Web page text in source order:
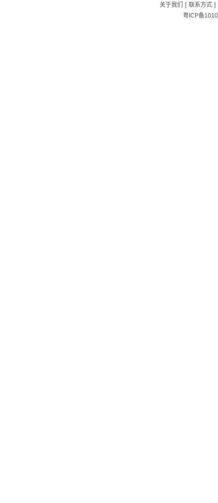
关于我们 | 联系方式|
粤ICP备